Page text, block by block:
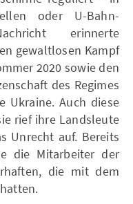
oder U-Bahn-
erinnerte
gewaltlosen Kampf
2020 sowie den
des Regimes
Ukraine. Auch diese
rief ihre Landsleute
Unrecht auf. Bereits
die Mitarbeiter der
die mit dem